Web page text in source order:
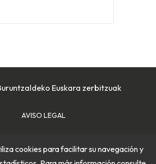
Euskara zerbitzuak
AVISO LEGAL
cookies para facilitar su navegación y